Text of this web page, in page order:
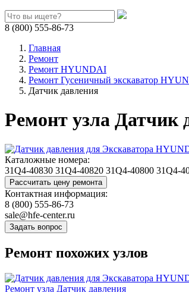
8 (800) 555-86-73
Главная
Ремонт
Ремонт HYUNDAI
Ремонт Гусеничный экскаватор
Датчик давления
Ремонт узла Датчик
Каталожные номера:
31Q4-40830 31Q4-40820 31Q4-40800 31Q4-
Контактная информация:
8 (800) 555-86-73
sale@hfe-center.ru
Ремонт похожих узлов
Ремонт узла Датчик давления